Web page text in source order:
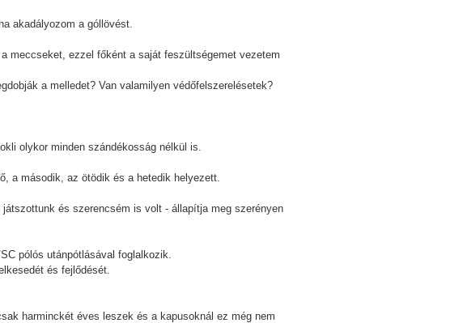
akadályozom a góllövést.
meccseket, ezzel főként a saját feszültségemet vezetem
a melledet? Van valamilyen védőfelszerelésetek?
olykor minden szándékosság nélkül is.
a második, az ötödik és a hetedik helyezett.
és szerencsém is volt - állapítja meg szerényen
pólós utánpótlásával foglalkozik.
és fejlődését.
harminckét éves leszek és a kapusoknál ez még nem